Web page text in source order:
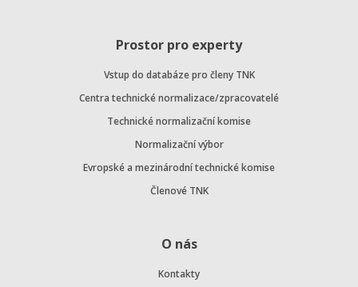
Prostor pro experty
Vstup do databáze pro členy TNK
Centra technické normalizace/zpracovatelé
Technické normalizační komise
Normalizační výbor
Evropské a mezinárodní technické komise
Členové TNK
O nás
Kontakty